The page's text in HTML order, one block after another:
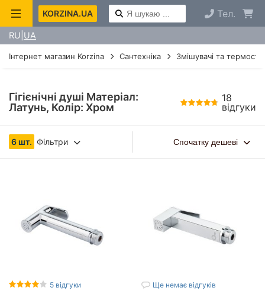
KORZINA.UA Тел.
RU UA
Інтернет магазин Korzina Сантехніка Змішувачі та
Гігієнічні душі Матеріал:
Латунь, Колір: Хром
18
відгуки
6 шт. Фільтри Спочатку дешеві
5 відгуки Ще немає відгуків